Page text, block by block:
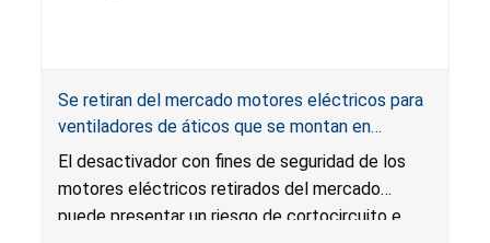
Se retiran del mercado motores eléctricos para
ventiladores de áticos que se montan en
gabletes y techos por riesgo de incendio;
distribuidos por Air Vent
El desactivador con fines de seguridad de los
motores eléctricos retirados del mercado
puede presentar un riesgo de cortocircuito e